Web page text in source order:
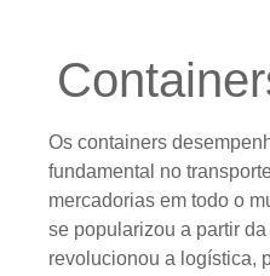
Os containers
fundamental no
mercadorias em todo o
se popularizou a partir
revolucionou a logística,